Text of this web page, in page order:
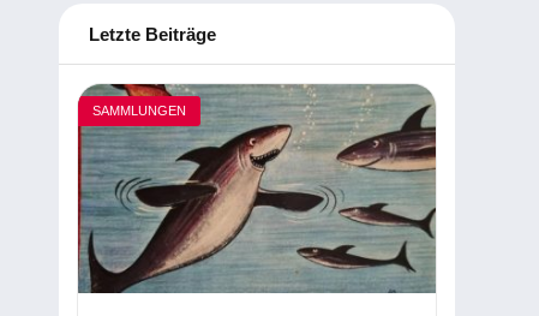
Letzte Beiträge
SAMMLUNGEN